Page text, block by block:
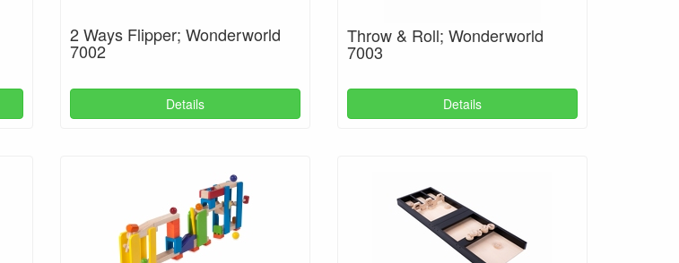
2 Ways Flipper; Wonderworld
7002
Details
Throw & Roll; Wonderworld
7003
Details